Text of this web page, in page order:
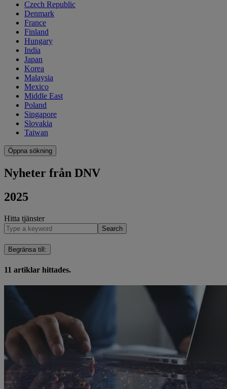
Czech Republic
Denmark
France
Finland
Hungary
India
Japan
Korea
Malaysia
Mexico
Middle East
Poland
Singapore
Slovakia
Taiwan
Öppna sökning
Nyheter från DNV
2025
Hitta tjänster
Search
Begränsa till :
11 artiklar hittades.